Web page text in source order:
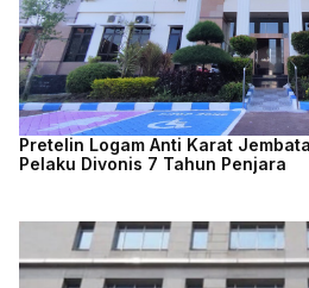
Pretelin Logam Anti Karat
Pelaku Divonis 7 Tahun Penjara